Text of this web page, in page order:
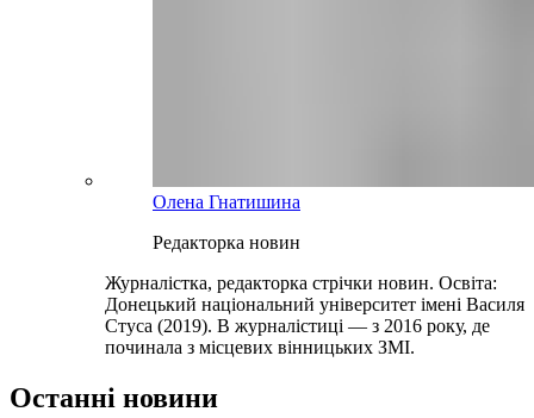
Олена Гнатишина
Редакторка новин
Журналістка, редакторка стрічки новин. Освіта:
Донецький національний університет імені Василя
Стуса (2019). В журналістиці — з 2016 року, де
починала з місцевих вінницьких ЗМІ.
Останні новини